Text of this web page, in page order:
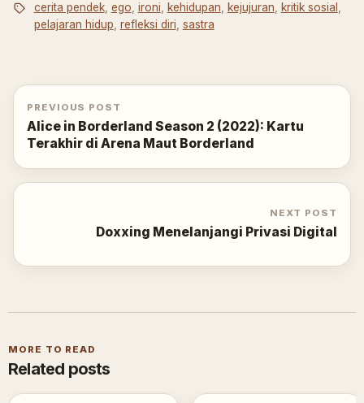
cerita pendek, ego, ironi, kehidupan, kejujuran, kritik sosial ,
pelajaran hidup, refleksi diri, sastra
PREVIOUS POST
Alice in Borderland Season 2 (2022): Kartu
Terakhir di Arena Maut Borderland
NEXT POST
Doxxing Menelanjangi Privasi Digital
MORE TO READ
Related posts